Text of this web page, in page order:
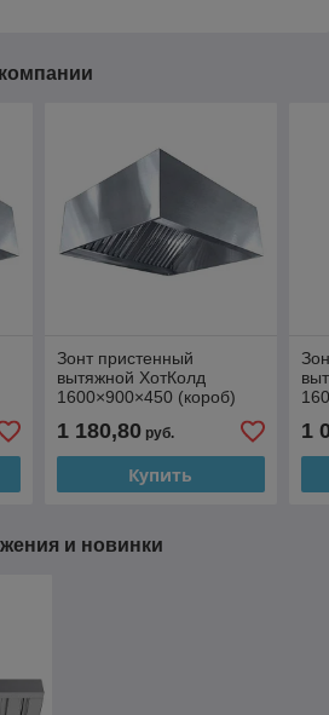
Зонт пристенный
вытяжной ХотКолд
1600×900×450 (короб)
1 180,80руб.
Купить
1
и новинки